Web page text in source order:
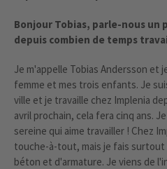
Bonjour Tobias, parle-nous un
depuis combien de temps
Je m'appelle Tobias Andersson et
femme et mes trois enfants. Je
ville et je travaille chez Implenia
avril prochain, cela fera cinq ans.
sereine qui aime travailler ! Chez
touche-à-tout, mais je fais
béton et d'armature. Je viens de